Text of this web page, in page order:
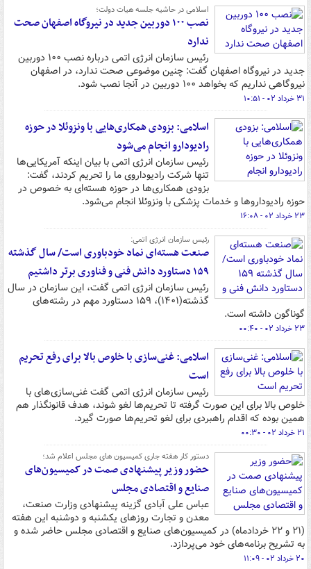
اسلامی در حاشیه جلسه هیات دولت؛
نصب ۱۰۰ دوربین جدید در نیروگاه اصفهان صحت
ندارد
رئیس سازمان انرژی اتمی درباره نصب ۱۰۰ دوربین
جدید در نیروگاه اصفهان گفت: چنین موضوعی صحت ندارد، در اصفهان
نیروگاهی نداریم که بخواهد ۱۰۰ دوربین در آنجا نصب شود.
۳۱ خرداد ۰۲ - ۱۰:۵۱
اسلامی: بزودی همکاری‌هایی با ونزوئلا در حوزه
رادیودارو انجام می‌شود
رئیس سازمان انرژی اتمی با بیان اینکه آمریکایی‌ها
تنها شرکت رادیوداروی ما را تحریم کردند، گفت:
بزودی همکاری‌ها در حوزه هسته‌ای به خصوص در
حوزه رادیوداروها و خدمات پزشکی با ونزوئلا انجام می‌شود.
۲۳ خرداد ۰۲ - ۱۶:۰۸
رئیس سازمان انرژی اتمی:
صنعت هسته‌ای نماد خودباوری است/ سال گذشته
۱۵۹ دستاورد دانش فنی و فناوری برتر داشتیم
رئیس سازمان انرژی اتمی گفت، این سازمان در سال
گذشته(۱۴۰۱)، ۱۵۹ دستاورد مهم در رشته‌های
گوناگون داشته است.
۲۳ خرداد ۰۲ - ۰۰:۴۰
اسلامی: غنی‌سازی با خلوص بالا برای رفع تحریم
است
رئیس سازمان انرژی اتمی گفت غنی‌سازی‌های با
خلوص بالا برای این صورت گرفته تا تحریم‌ها لغو شوند، هدف قانونگذار هم
همین بوده که اقدام راهبردی برای لغو تحریم‌ها صورت گیرد.
۲۱ خرداد ۰۲ - ۰۰:۳۰
دستور کار هفته جاری کمیسیون های مجلس اعلام شد؛
حضور وزیر پیشنهادی صمت در کمیسیون‌های
صنایع و اقتصادی مجلس
عباس علی آبادی گزینه پیشنهادی وزارت صنعت،
معدن و تجارت روزهای یکشنبه و دوشنبه این هفته
(۲۱ و ۲۲ خردادماه) در کمیسیون‌های صنایع و اقتصادی مجلس حاضر شده و
به تشریح برنامه‌های خود می‌پردازد.
۲۰ خرداد ۰۲ - ۱۱:۰۹